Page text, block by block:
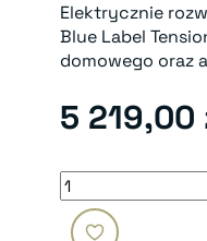
Elektrycznie
Blue Label
domowego oraz
5 219,00